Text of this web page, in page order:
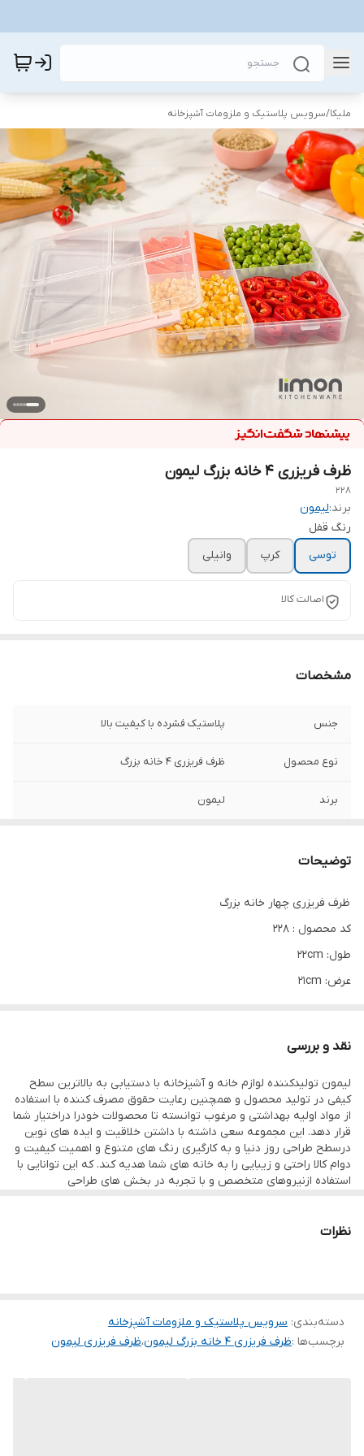
ملیکا/سرویس پلاستیک و ملزومات آشپزخانه
ظرف فریزری ۴ خانه بزرگ لیمون
۲۲۸
برند:لیمون
رنگ قفل
توسی
کرپ وانیلی
اصالت کالا
مشخصات
جنس پلاستیک فشرده با کیفیت بالا
نوع محصول ظرف فریزری ۴ خانه بزرگ
برند لیمون
سایر ویژگی‌ها
توضیحات
ظرف فریزری چهار خانه بزرگ
کد محصول : 228
طول: 22cm
عرض: 21cm
کمک کنید
نقد و بررسی
لیمون تولیدکننده لوازم خانه و آشپزخانه با دستیابی به بالاترین سطح
کیفی در تولید محصول و همچنین رعایت حقوق مصرف کننده با استفاده
از مواد اولیه بهداشتی و مرغوب توانسته تا محصولات خودرا دراختیار شما
قرار دهد. این مجموعه سعی داشته با داشتن خلاقیت و ایده های نوین
درسطح طراحی روز دنیا و به کارگیری رنگ های متنوع و اهمیت کیفیت و
دوام کالا راحتی و زیبایی را به خانه های شما هدیه کند. که این توانایی با
استفاده ازنیروهای متخصص و با تجربه در بخش های طراحی
موفقیت برسد.
نظرات
دسته‌بندی: سرویس پلاستیک و ملزومات آشپزخانه
برچسب‌ها :ظرف فریزری ۴ خانه بزرگ لیمون ،ظرف فریزری لیمون